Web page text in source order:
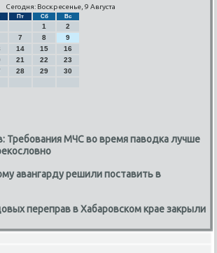
Сегодня: Воскресенье, 9 Августа
Пт Сб Вс
1
2
7 8
9
14 15
16
21 22
23
28 29
30
Требования МЧС во время паводка лучше
авангарду решили поставить в
переправ в Хабаровском крае закрыли